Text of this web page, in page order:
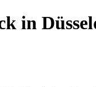
in